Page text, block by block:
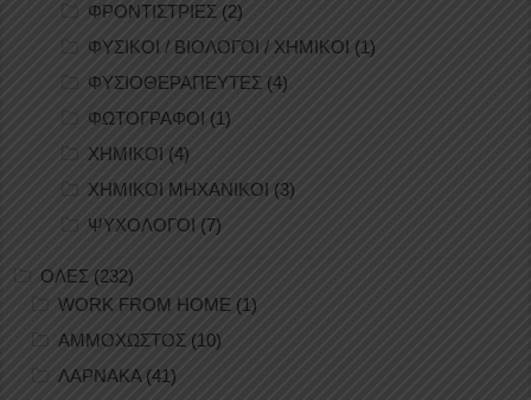
ΦΡΟΝΤΙΣΤΡΙΕΣ (2)
ΦΥΣΙΚΟΙ / ΒΙΟΛΟΓΟΙ / ΧΗΜΙΚΟΙ (1)
ΦΥΣΙΟΘΕΡΑΠΕΥΤΕΣ (4)
ΦΩΤΟΓΡΑΦΟΙ (1)
ΧΗΜΙΚΟΙ (4)
ΧΗΜΙΚΟΙ ΜΗΧΑΝΙΚΟΙ (3)
ΨΥΧΟΛΟΓΟΙ (7)
ΟΛΕΣ (232)
WORK FROM HOME (1)
ΑΜΜΟΧΩΣΤΟΣ (10)
ΛΑΡΝΑΚΑ(41)